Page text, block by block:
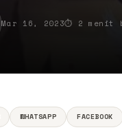
Mar 16, 2023⏱ 2 menit
WHATSAPP FACEBOOK